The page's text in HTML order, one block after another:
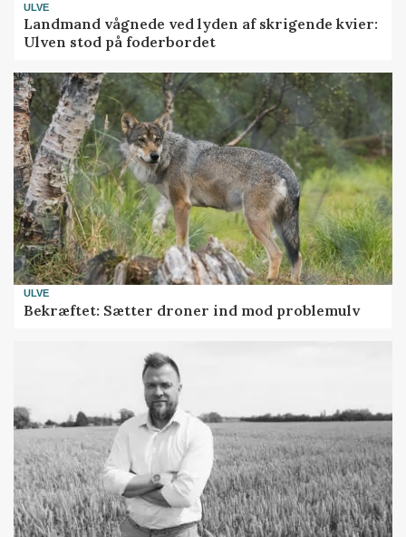
ULVE
Landmand vågnede ved lyden af skrigende kvier:
Ulven stod på foderbordet
ULVE
Bekræftet: Sætter droner ind mod problemulv